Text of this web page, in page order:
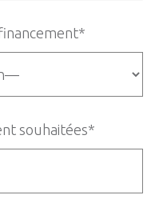
souhaitées*